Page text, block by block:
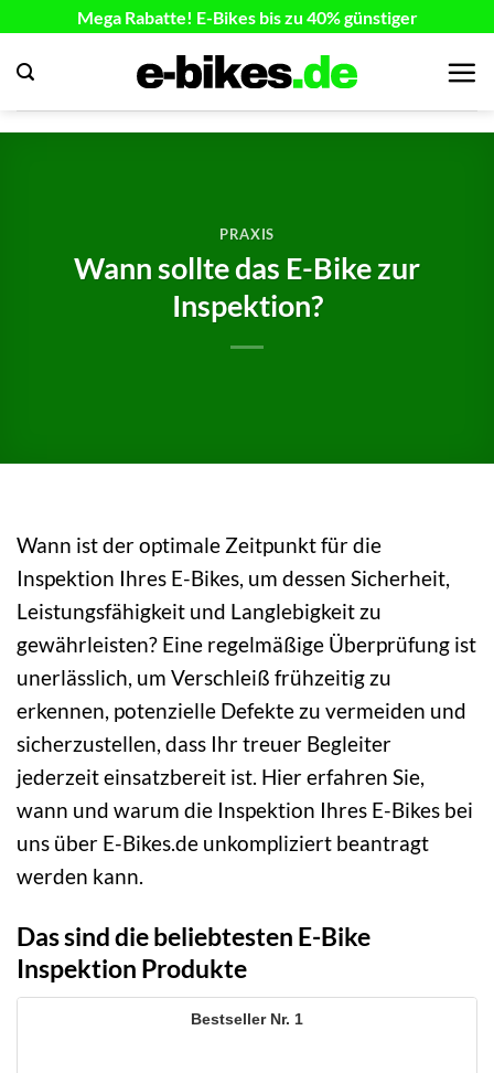
springen
Mega Rabatte! E-Bikes bis zu 40% günstiger
PRAXIS
Wann sollte das E-Bike zur
Inspektion?
Wann ist der optimale Zeitpunkt für die
Inspektion Ihres E-Bikes, um dessen Sicherheit,
Leistungsfähigkeit und Langlebigkeit zu
gewährleisten? Eine regelmäßige Überprüfung ist
unerlässlich, um Verschleiß frühzeitig zu
erkennen, potenzielle Defekte zu vermeiden und
sicherzustellen, dass Ihr treuer Begleiter
jederzeit einsatzbereit ist. Hier erfahren Sie,
wann und warum die Inspektion Ihres E-Bikes bei
uns über E-Bikes.de unkompliziert beantragt
werden kann.
Das sind die beliebtesten E-Bike
Inspektion Produkte
1